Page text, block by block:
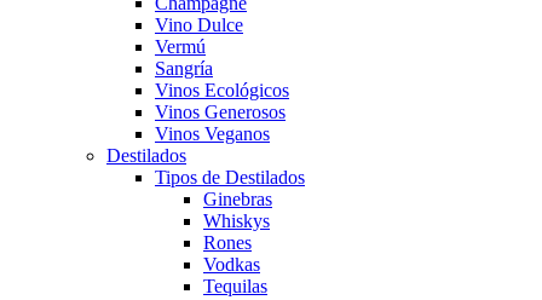
Vino Dulce
Vermú
Sangría
Vinos Ecológicos
Vinos Generosos
Vinos Veganos
Destilados
Tipos de Destilados
Ginebras
Whiskys
Rones
Vodkas
Tequilas